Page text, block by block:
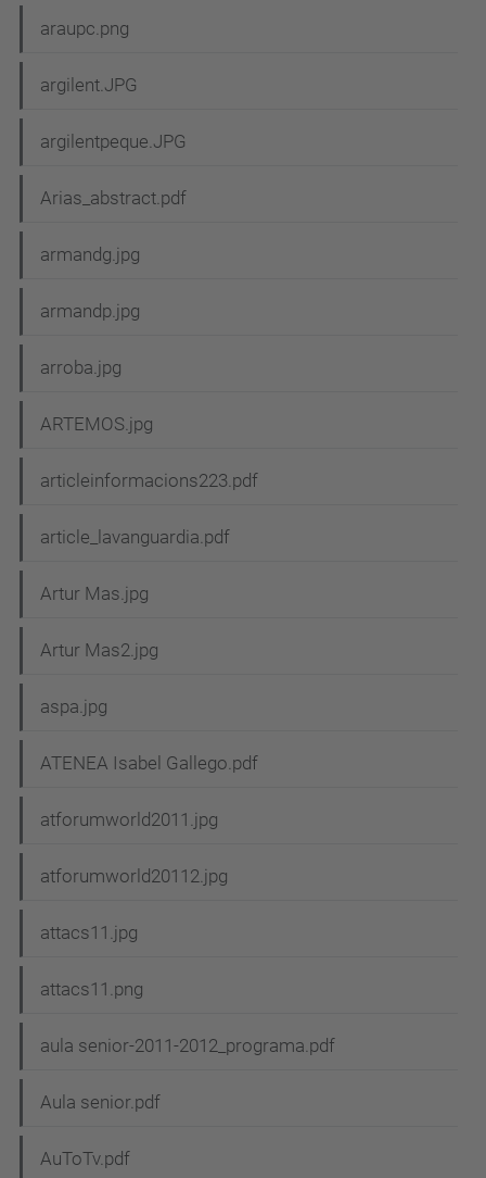
araupc.png
argilent.JPG
argilentpeque.JPG
Arias_abstract.pdf
armandg.jpg
armandp.jpg
arroba.jpg
ARTEMOS.jpg
articleinformacions223.pdf
article_lavanguardia.pdf
Artur Mas.jpg
Artur Mas2.jpg
aspa.jpg
ATENEA Isabel Gallego.pdf
atforumworld2011.jpg
atforumworld20112.jpg
attacs11.jpg
attacs11.png
aula senior-2011-2012_programa.pdf
Aula senior.pdf
AuToTv.pdf